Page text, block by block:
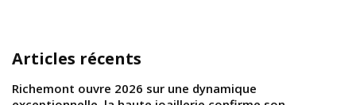
Articles récents
Richemont ouvre 2026 sur une dynamique